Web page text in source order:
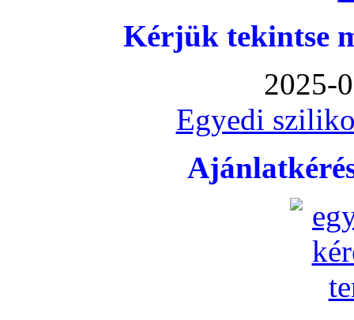
Kérjük tekintse
2025-
Egyedi